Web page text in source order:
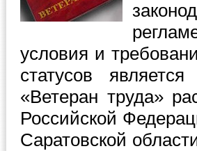
условия и
статусов
«Ветеран труда»
Российской
Саратовской